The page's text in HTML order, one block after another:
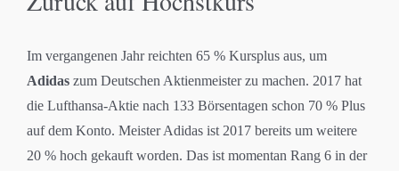
Im vergangenen Jahr reichten 65 % Kursplus aus, um
Adidas zum Deutschen Aktienmeister zu machen. 2017 hat
die Lufthansa-Aktie nach 133 Börsentagen schon 70 % Plus
auf dem Konto. Meister Adidas ist 2017 bereits um weitere
20 % hoch gekauft worden. Das ist momentan Rang 6 in der